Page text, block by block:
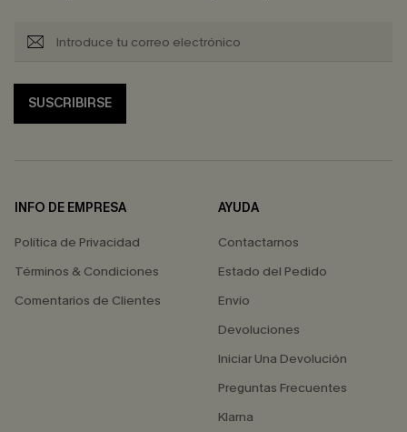
SUSCRIBIRSE
INFO DE EMPRESA
Política de Privacidad
Términos & Condiciones
Comentarios de Clientes
AYUDA
Contactarnos
Estado del Pedido
Envío
Devoluciones
Iniciar Una Devolución
Preguntas Frecuentes
Klarna